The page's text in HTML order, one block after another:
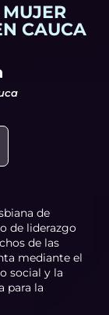
CAUCA
de
de liderazgo
de las
mediante el
social y la
para la